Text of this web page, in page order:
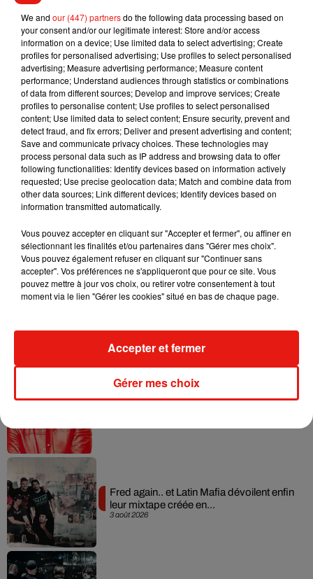
pic.twitter.com/PoetZYzS30
— yessi... (@yessig_)October 20, 2020
Katy Perry and Orlando Bloom bought a new house in
Montecito, California for $14.2M, Variety reports�x܍
pic.twitter.com/d5cgofHy7g
— Rodrigo Perry �xR� (@rodrigoperry_)October 20,
2020
Pour rappel, la fortune de Katy Perry est estimée à 330
millions de dollars et celle d'Orlando Bloom à environ 40
millions.
Musique
Angèle et Amélie Lens dévoilent leur
Il y a 10 ans, DJ Snake changeait de
3 août 2026
Fred again.. et Latin Mafia dévoilent enfin
leur mixtape créée en...
We and our (447) partnersdo the following data processing based on
your consent and/or our legitimate interest: Store and/or access
information on a device; Use limited data to select advertising; Create
profiles for personalised advertising; Use profiles to select personalised
advertising; Measure advertising performance; Measure content
performance; Understand audiences through statistics or combinations
of data from different sources; Develop and improve services; Create
profiles to personalise content; Use profiles to select personalised
content; Use limited data to select content; Ensure security, prevent and
detect fraud, and fix errors; Deliver and present advertising and content;
Save and communicate privacy choices. These technologies may
process personal data such as IP address and browsing data to offer
following functionalities: Identify devices based on information actively
requested; Use precise geolocation data; Match and combine data from
other data sources; Link different devices; Identify devices based on
information transmitted automatically.
Vous pouvez accepter en cliquant sur "Accepter et fermer", ou affiner en
sélectionnant les finalités et/ou partenaires dans "Gérer mes choix".
Vous pouvez également refuser en cliquant sur "Continuer sans
accepter". Vos préférences ne s'appliqueront que pour ce site. Vous
pouvez mettre à jour vos choix, ou retirer votre consentement à tout
moment via le lien "Gérer les cookies" situé en bas de chaque page.
Gérer mes choix
Accepter et fermer